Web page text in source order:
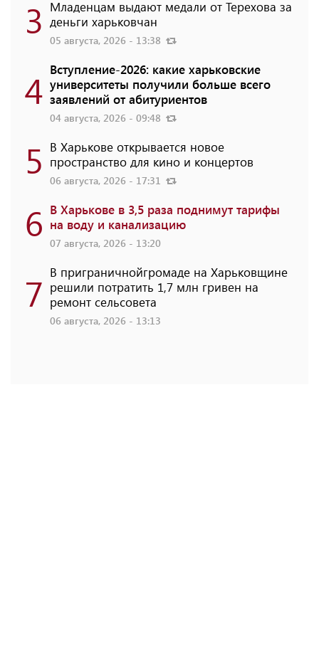
3 Младенцам выдают медали от Терехова за
деньги харьковчан
05 августа, 2026 - 13:38
4 Вступление-2026: какие харьковские
университеты получили больше всего
заявлений от абитуриентов
04 августа, 2026 - 09:48
5 В Харькове открывается новое
пространство для кино и концертов
06 августа, 2026 - 17:31
6 В Харькове в 3,5 раза поднимут тарифы
на воду и канализацию
07 августа, 2026 - 13:20
7 В приграничнойгромаде на Харьковщине
решили потратить 1,7 млн ​​гривен на
ремонт сельсовета
06 августа, 2026 - 13:13